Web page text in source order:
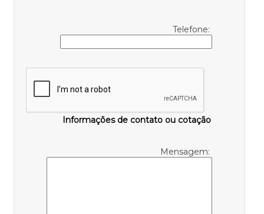
Telefone:
Informações de contato ou cotação
Mensagem: